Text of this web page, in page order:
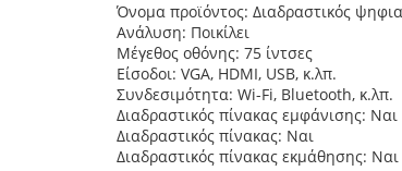
Όνομα προϊόντος: Διαδραστικός
Ανάλυση: Ποικίλει
Μέγεθος οθόνης: 75 ίντσες
Είσοδοι: VGA, HDMI, USB, κ.λπ.
Συνδεσιμότητα: Wi-Fi, Bluetooth, κ.λπ.
Διαδραστικός πίνακας εμφάνισης: Ναι
Διαδραστικός πίνακας: Ναι
Διαδραστικός πίνακας εκμάθησης: Ναι